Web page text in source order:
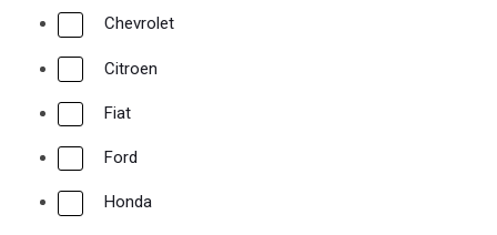
ΠΑΚΕΤΑ ΠΡΟΣΦΟΡΩΝ
Οι υπηρεσίες μας
Εγγραφή χονδρικής
Chevrolet
Citroen
Fiat
Ford
Honda